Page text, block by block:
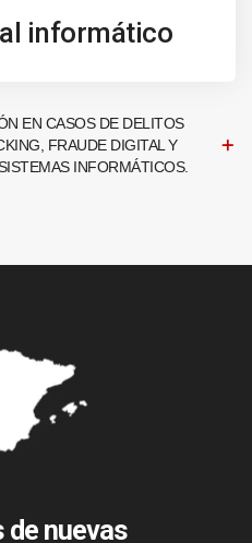
informático
EN CASOS DE DELITOS
FRAUDE DIGITAL Y
INFORMÁTICOS.
de nuevas